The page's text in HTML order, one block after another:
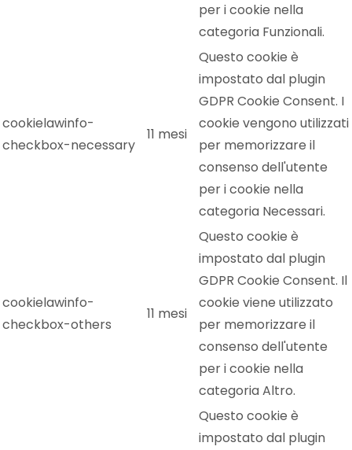
per i cookie nella
categoria Funzionali.
cookielawinfo-
checkbox-necessary
11 mesi
Questo cookie è
impostato dal plugin
GDPR Cookie Consent. I
cookie vengono utilizzati
per memorizzare il
consenso dell'utente
per i cookie nella
categoria Necessari.
cookielawinfo-
checkbox-others
11 mesi
Questo cookie è
impostato dal plugin
GDPR Cookie Consent. Il
cookie viene utilizzato
per memorizzare il
consenso dell'utente
per i cookie nella
categoria Altro.
Questo cookie è
impostato dal plugin